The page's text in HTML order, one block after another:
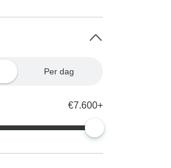
Per dag
€7.600+